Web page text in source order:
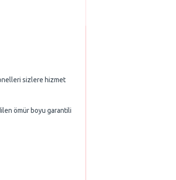
sizlere hizmet
ömür boyu garantili